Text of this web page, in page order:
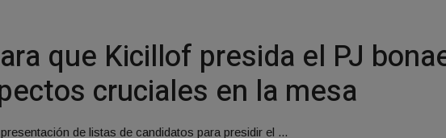
que Kicillof presida el PJ
cruciales en la mesa
de listas de candidatos para presidir el ...